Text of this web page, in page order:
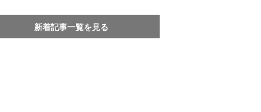
新着記事一覧を見る